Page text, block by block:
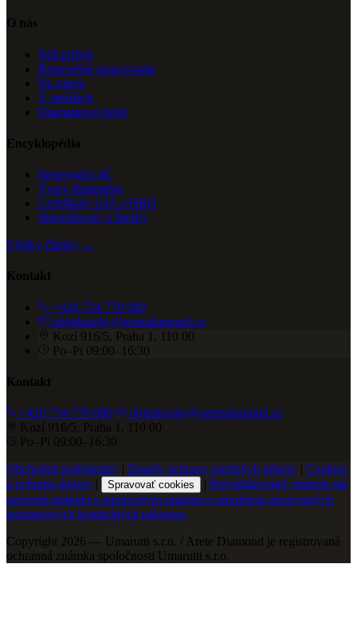
O nás
Náš príbeh
Remeselné spracovanie
Na mieru
V médiách
Diamantová trofej
Encyklopédia
Sprievodca 4C
Tvary diamantov
Certifikáty GIA a HRD
Starostlivosť o šperky
Všetky články →
Kontakt
+420 734 770 000
objednavky@aretediamond.cz
Kozí 916/5, Praha 1, 110 00
Po–Pi 09:00–16:30
Kontakt
+420 734 770 000
objednavky@aretediamond.cz
Kozí 916/5, Praha 1, 110 00
Po–Pi 09:00–16:30
Obchodné podmienky | Zásady ochrany osobných údajov | Cookies
a ochrana údajov | Spravovať cookies | Prevádzkovateľ stránok má
uzavretú dohodu s púnzovným úradom o umožnení anonymných
internetových kontrolných nákupov.
Copyright 2026 — Umarutti s.r.o. / Arete Diamond je registrovaná
ochranná známka spoločnosti Umarutti s.r.o.